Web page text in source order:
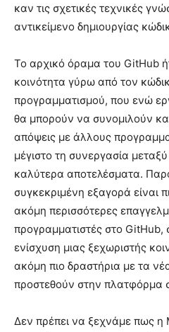
καν τις σχετικές τεχνικές
αντικείμενο δημιουργίας
Το αρχικό όραμα του GitHub
κοινότητα γύρω από τον
προγραμματισμού, που ενώ
θα μπορούν να συνομιλούν
απόψεις με άλλους
μέγιστο τη συνεργασία
καλύτερα αποτελέσματα.
συγκεκριμένη εξαγορά είναι
ακόμη περισσότερες
προγραμματιστές στο
ενίσχυση μιας ξεχωριστής
ακόμη πιο δραστήρια με τα
προστεθούν στην πλατφόρμα
Δεν πρέπει να ξεχνάμε πως η